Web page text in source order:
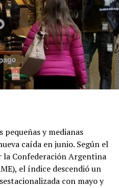
pequeñas y medianas
caída en junio. Según el
Confederación Argentina
el índice descendió un
con mayo y